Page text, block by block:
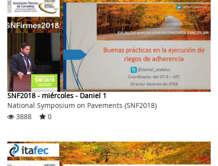
SNF2018 - miércoles - Daniel 1
National Symposium on Pavements (SNF2018)
3888
0